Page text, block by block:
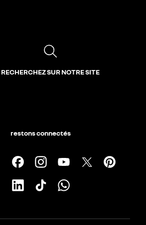
RECHERCHEZ SUR NOTRE SITE
restons connectés